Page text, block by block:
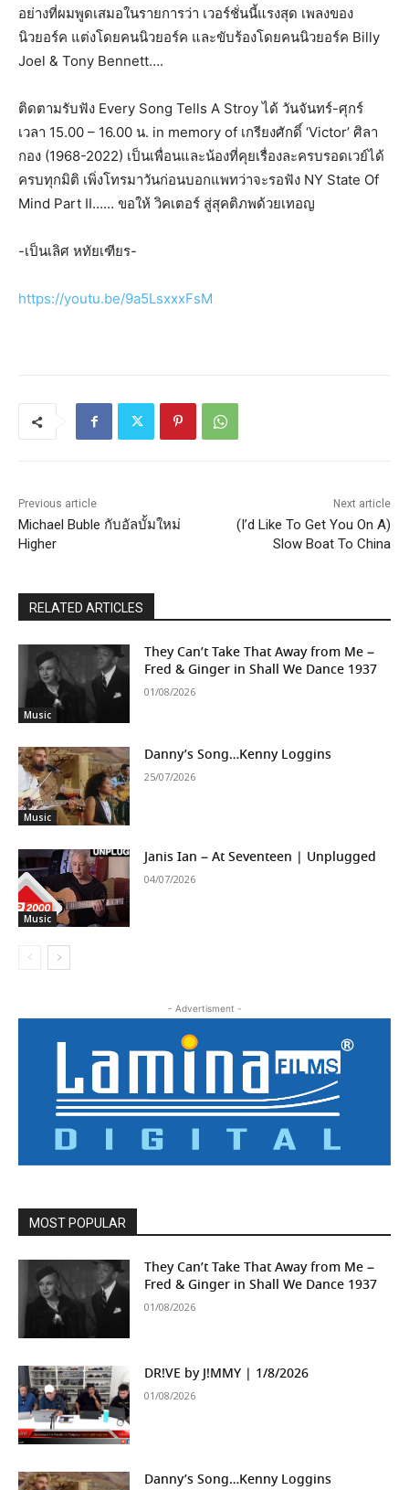
อย่างที่ผมพูดเสมอในรายการว่า เวอร์ชั่นนี้แรงสุด เพลงของ
นิวยอร์ค แต่งโดยคนนิวยอร์ค และขับร้องโดยคนนิวยอร์ค Billy
Joel & Tony Bennett….
ติดตามรับฟัง Every Song Tells A Stroy ได้ วันจันทร์-ศุกร์
เวลา 15.00 – 16.00 น. in memory of เกรียงศักดิ์ ‘Victor’ ศิลา
กอง (1968-2022) เป็นเพื่อนและน้องที่คุยเรื่องละครบรอดเวย์ได้
ครบทุกมิติ เพิ่งโทรมาวันก่อนบอกแพทว่าจะรอฟัง NY State Of
Mind Part II…… ขอให้ วิคเตอร์ สู่สุคติภพด้วยเทอญ
-เป็นเลิศ หทัยเฑียร-
https://youtu.be/9a5LsxxxFsM
Previous article
Michael Buble กับอัลบั้มใหม่
Higher
Next article
(I’d Like To Get You On A)
Slow Boat To China
RELATED ARTICLES
Music
They Can’t Take That Away from Me –
Fred & Ginger in Shall We Dance 1937
01/08/2026
Music
Danny’s Song…Kenny Loggins
25/07/2026
Music
Janis Ian – At Seventeen | Unplugged
04/07/2026
- Advertisment -
MOST POPULAR
They Can’t Take That Away from Me –
Fred & Ginger in Shall We Dance 1937
01/08/2026
DR!VE by J!MMY | 1/8/2026
01/08/2026
Danny’s Song…Kenny Loggins